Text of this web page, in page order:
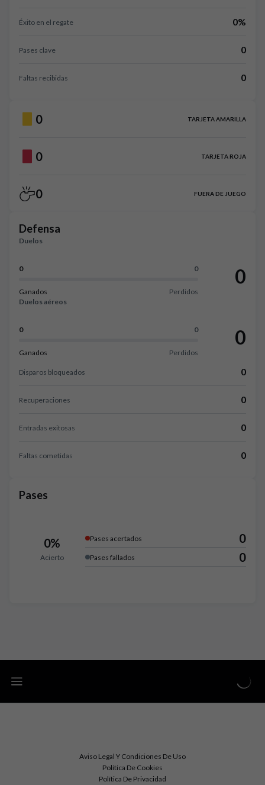
Éxito en el regate 0%
Pases clave 0
Faltas recibidas 0
0 TARJETA AMARILLA
0 TARJETA ROJA
0 FUERA DE JUEGO
Defensa
Duelos
0 0
Ganados Perdidos
0
Duelos aéreos
0 0
Ganados Perdidos
0
Disparos bloqueados 0
Recuperaciones 0
Entradas exitosas 0
Faltas cometidas 0
Pases
0%
Acierto
Pases acertados 0
Pases fallados 0
Aviso Legal Y Condiciones De Uso
Política De Cookies
Política De Privacidad